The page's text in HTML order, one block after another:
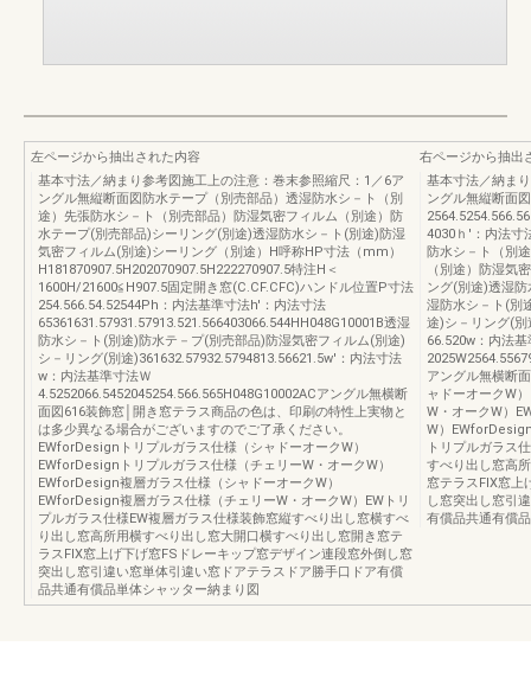
左ページから抽出された内容
基本寸法／納まり参考図施工上の注意：巻末参照縮尺：1／6ア
ングル無縦断面図防水テープ（別売部品）透湿防水シ－ト（別
途）先張防水シ－ト（別売部品）防湿気密フィルム（別途）防
水テープ(別売部品)シーリング(別途)透湿防水シ－ト(別途)防湿
気密フィルム(別途)シーリング（別途）H呼称HP寸法（mm）
H181870907.5H202070907.5H222270907.5特注H＜
1600H/21600≦H907.5固定開き窓(C.CF.CFC)ハンドル位置P寸法
254.566.54.52544Ph：内法基準寸法h'：内法寸法
65361631.57931.57913.521.566403066.544HH048G10001B透湿
防水シ－ト(別途)防水テ－プ(別売部品)防湿気密フィルム(別途)
シ－リング(別途)361632.57932.5794813.56621.5w'：内法寸法
w：内法基準寸法Ｗ
4.5252066.5452045254.566.565H048G10002ACアングル無横断
面図616装飾窓│開き窓テラス商品の色は、印刷の特性上実物と
は多少異なる場合がございますのでご了承ください。
EWforDesignトリプルガラス仕様（シャドーオークW）
EWforDesignトリプルガラス仕様（チェリーW・オークW）
EWforDesign複層ガラス仕様（シャドーオークW）
EWforDesign複層ガラス仕様（チェリーW・オークW）EWトリ
プルガラス仕様EW複層ガラス仕様装飾窓縦すべり出し窓横すべ
り出し窓高所用横すべり出し窓大開口横すべり出し窓開き窓テ
ラスFIX窓上げ下げ窓FSドレーキップ窓デザイン連段窓外倒し窓
突出し窓引違い窓単体引違い窓ドアテラスドア勝手口ドア有償
品共通有償品単体シャッター納まり図
右ページから抽出
基本寸法／納ま
ングル無縦断面
4030ｈ'：内法寸
防水シ－ト（別
（別途）防湿気
ング(別途)透湿
湿防水シ－ト(別
途)シ－リング(別
66.520w：内法基
アングル無横断
ャドーオークW
W・オークW）
W）
トリプルガラス
すべり出し窓高
窓テラスFIX窓上
し窓突出し窓引
有償品共通有償